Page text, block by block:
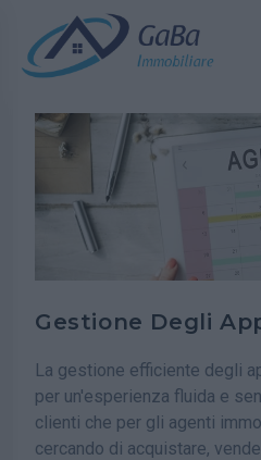
Gestione Degli
La gestione efficiente degli
per un'esperienza fluida e
clienti che per gli agenti
cercando di acquistare,